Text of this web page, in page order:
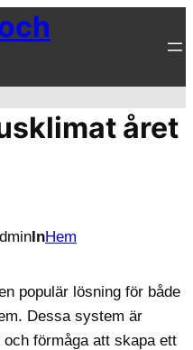
året
InHem
populär lösning för både
Dessa system är
förmåga att skapa ett